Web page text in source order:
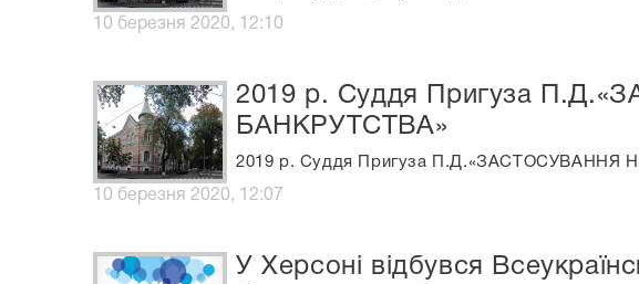
10 березня 2020, 12:10
2019 р. Суддя Пригуза
БАНКРУТСТВА»
2019 р. Суддя Пригуза
10 березня 2020, 12:07
У Херсоні відбувся